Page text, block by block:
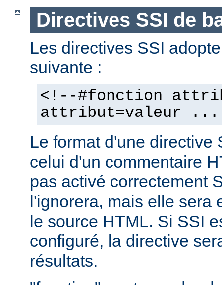
Directives SSI de
Les directives SSI
suivante :
<!--#fonction
attribut=valeur
Le format d'une directive
celui d'un commentaire
pas activé correctement
l'ignorera, mais elle sera
le source HTML. Si SSI
configuré, la directive
résultats.